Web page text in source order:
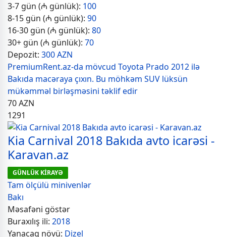
3-7 gün (₼ günlük): 100
8-15 gün (₼ günlük): 90
16-30 gün (₼ günlük): 80
30+ gün (₼ günlük): 70
Depozit: 300 AZN
PremiumRent.az-da mövcud Toyota Prado 2012 ilə
Bakıda macəraya çıxın. Bu möhkəm SUV lüksün
mükəmməl birləşməsini təklif edir
70AZN
1291
Kia Carnival 2018 Bakıda avto icarəsi -
Karavan.az
GÜNLÜK KİRAYƏ
Tam ölçülü minivenlər
Bakı
Məsafəni göstər
Buraxılış ili: 2018
Yanacaq növü: Dizel